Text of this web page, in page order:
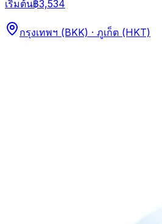
เริ่มต้น฿3,534
กรุงเทพฯ (BKK) · ภูเก็ต (HKT)